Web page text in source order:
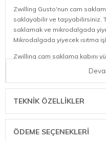
Zwilling Gusto'nun cam
saklayabilir ve taşıyabilirsiniz.
saklamak ve mikrodalgada
Mikrodalgada yiyecek ısıtma
Zwilling cam saklama kabını
hızlıca soğumasını sağlar.
Bu tupper 1300 ml kapasiteli,
Çap: 20 cm
TEKNIK ÖZELLIKLER
ÖDEME SEÇENEKLERI